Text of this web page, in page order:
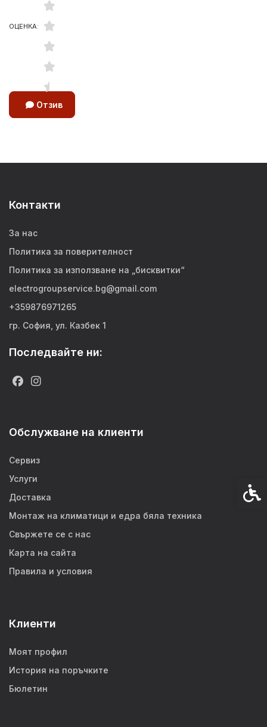
ОЦЕНКА:
Отзив
Контакти
За нас
Политика за поверителност
Политика за използване на „бисквитки“
electrogroupservice.bg@gmail.com
+359876971265
гр. София, ул. Казбек 1
Последвайте ни:
Обслужване на клиенти
Сервиз
Услуги
Доставка
Монтаж на климатици и едра бяла техника
Свържете се с нас
Карта на сайта
Правила и условия
Клиенти
Моят профил
История на поръчките
Бюлетин